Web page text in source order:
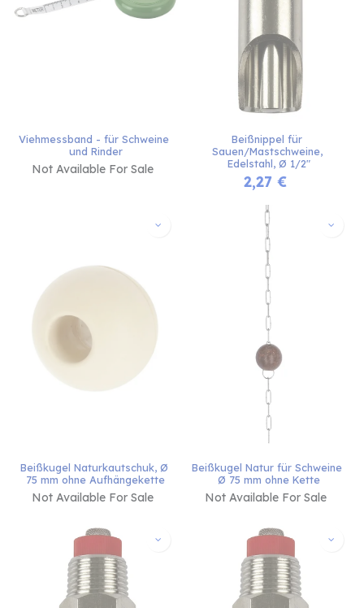
Viehmessband - für Schweine
und Rinder
Not Available For Sale
Beißnippel für
Sauen/Mastschweine,
Edelstahl, Ø 1/2"
2,27 €
Beißkugel Naturkautschuk, Ø
75 mm ohne Aufhängekette
Not Available For Sale
Beißkugel Natur für Schweine
Ø 75 mm ohne Kette
Not Available For Sale